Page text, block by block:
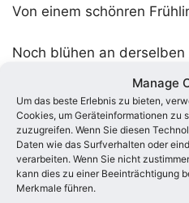
Manage
Um das beste Erlebnis zu bieten,
Cookies, um Geräteinformationen zu
zuzugreifen. Wenn Sie diesen
Daten wie das Surfverhalten oder
verarbeiten. Wenn Sie nicht
kann dies zu einer Beeinträchtigung
Merkmale führen.
Von einem schönren
Noch blühen an derselben
Noch rauscht herab die
In ihrem alten muntern
Noch ziehen süße
Wie Freundesgrüße durch
Und um des Waldes kalte